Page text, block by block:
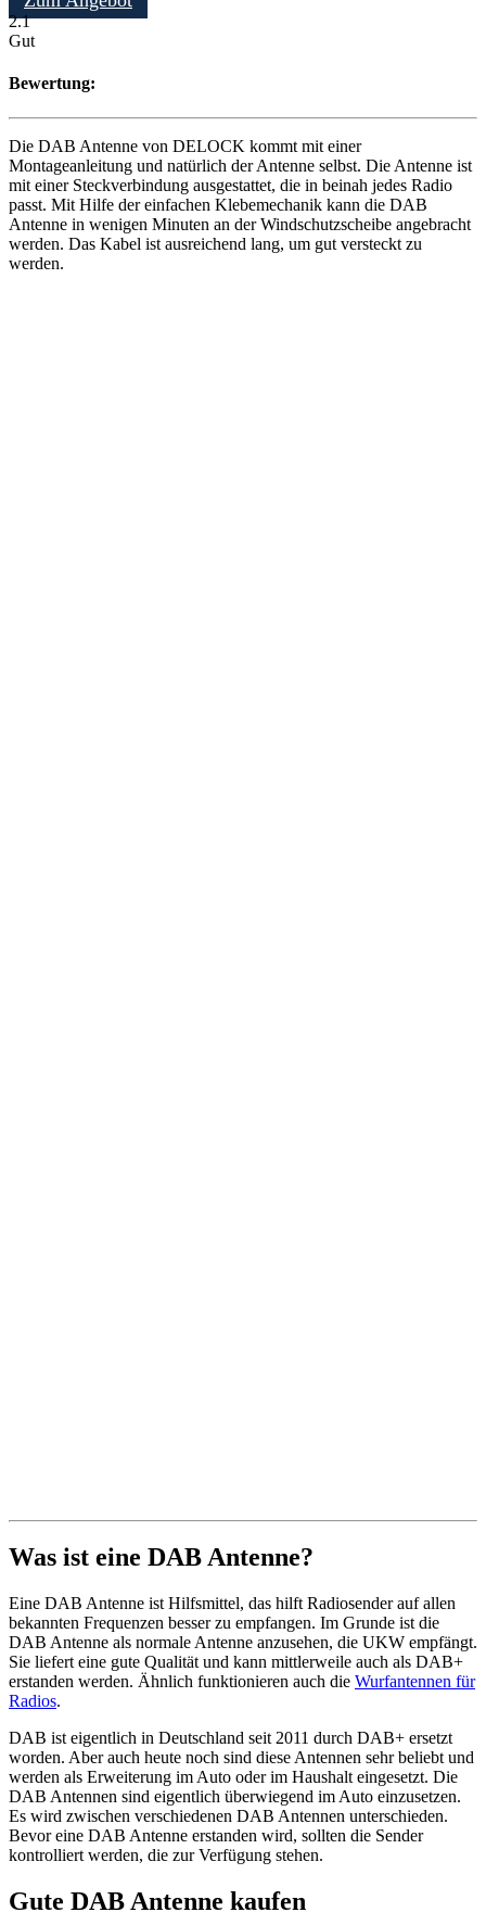
2.1
Gut
Bewertung:
Die DAB Antenne von DELOCK kommt mit einer
Montageanleitung und natürlich der Antenne selbst. Die Antenne ist
mit einer Steckverbindung ausgestattet, die in beinah jedes Radio
passt. Mit Hilfe der einfachen Klebemechanik kann die DAB
Antenne in wenigen Minuten an der Windschutzscheibe angebracht
werden. Das Kabel ist ausreichend lang, um gut versteckt zu
werden.
Was ist eine DAB Antenne?
Eine DAB Antenne ist Hilfsmittel, das hilft Radiosender auf allen
bekannten Frequenzen besser zu empfangen. Im Grunde ist die
DAB Antenne als normale Antenne anzusehen, die UKW empfängt.
Sie liefert eine gute Qualität und kann mittlerweile auch als DAB+
erstanden werden. Ähnlich funktionieren auch die Wurfantennen für
Radios.
DAB ist eigentlich in Deutschland seit 2011 durch DAB+ ersetzt
worden. Aber auch heute noch sind diese Antennen sehr beliebt und
werden als Erweiterung im Auto oder im Haushalt eingesetzt. Die
DAB Antennen sind eigentlich überwiegend im Auto einzusetzen.
Es wird zwischen verschiedenen DAB Antennen unterschieden.
Bevor eine DAB Antenne erstanden wird, sollten die Sender
kontrolliert werden, die zur Verfügung stehen.
Gute DAB Antenne kaufen